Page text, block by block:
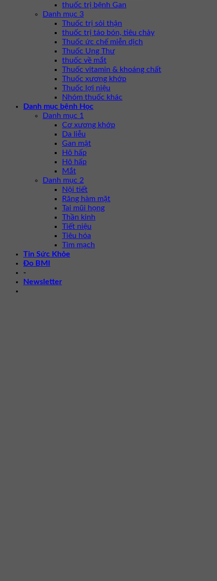
thuốc trị bệnh Gan
Danh mục 3
Thuốc trị sỏi thận
thuốc trị táo bón, tiêu chảy
Thuốc ức chế miễn dịch
Thuốc Ung Thư
thuốc về mắt
Thuốc vitamin & khoáng chất
Thuốc xương khớp
Thuốc lợi niệu
Nhóm thuốc khác
Danh mục bệnh Học
Danh mục 1
Cơ xương khớp
Da liễu
Gan mật
Hô hấp
Hô hấp
Mắt
Danh mục 2
Nội tiết
Răng hàm mặt
Tai mũi họng
Thần kinh
Tiết niệu
Tiêu hóa
Tim mạch
Tin Sức Khỏe
Đo BMI
-
Newsletter